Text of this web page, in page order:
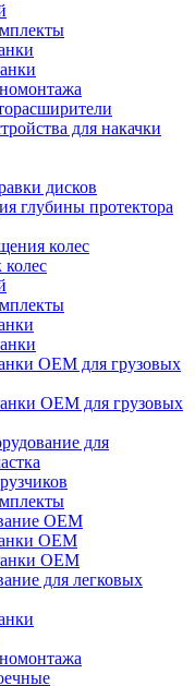
для накачки
дисков
глубины протектора
колес
ОЕМ для грузовых
ОЕМ для грузовых
для
ОЕМ
ОЕМ
ОЕМ
для легковых